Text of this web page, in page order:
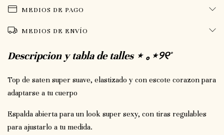
MEDIOS DE PAGO
MEDIOS DE ENVÍO
Descripcion y tabla de talles ⋆ ｡⋆୨୧˚
Top de saten super suave, elastizado y con escote corazon para
adaptarse a tu cuerpo
Espalda abierta para un look super sexy, con tiras regulables
para ajustarlo a tu medida.